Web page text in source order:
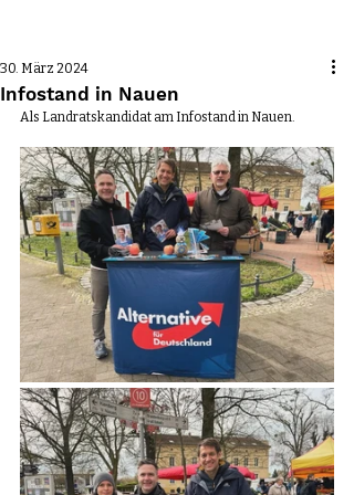
Infostand in Nauen
30. März 2024
Als Landratskandidat am Infostand in Nauen.